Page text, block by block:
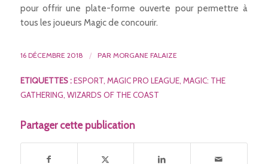
pour offrir une plate-forme ouverte pour permettre à
tous les joueurs Magic de concourir.
16 DÉCEMBRE 2018 / PAR MORGANE FALAIZE
ETIQUETTES : ESPORT, MAGIC PRO LEAGUE, MAGIC: THE
GATHERING, WIZARDS OF THE COAST
Partager cette publication